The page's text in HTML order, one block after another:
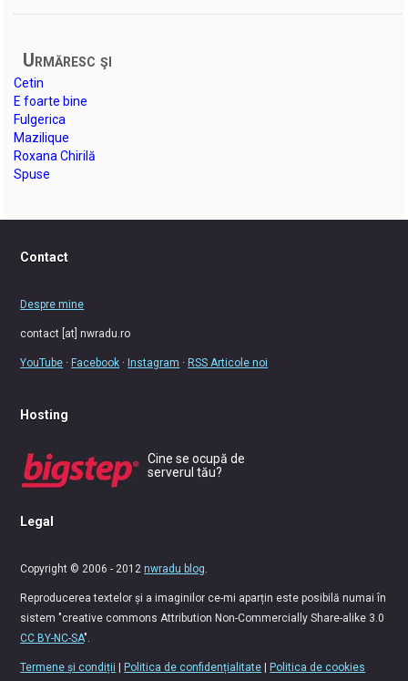
Urmăresc şi
Cetin
E foarte bine
Fulgerica
Mazilique
Roxana Chirilă
Spuse
Contact
Despre mine
contact [at] nwradu.ro
YouTube · Facebook · Instagram · RSS Articole noi
Hosting
Cine se ocupă de
serverul tău?
Legal
Copyright © 2006 - 2012nwradu blog.
Reproducerea textelor și a imaginilor ce-mi aparțin este posibilă numai în
sistem "creative commons Attribution Non-Commercially Share-alike 3.0
CC BY-NC-SA".
Termene și condiții Politica de confidențialitate Politica de cookies